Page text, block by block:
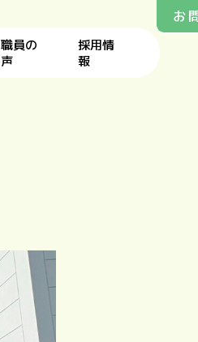
職員の
声
採用情
報
お